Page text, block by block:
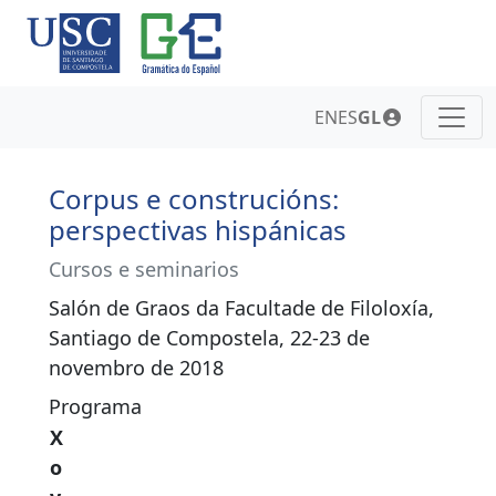
ENESGL
Corpus e construcións:
perspectivas hispánicas
Cursos e seminarios
Salón de Graos da Facultade de Filoloxía,
Santiago de Compostela, 22-23 de
novembro de 2018
Programa
X
o